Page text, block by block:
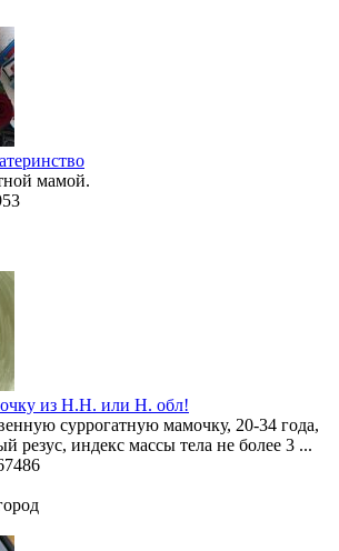
мамой.
из Н.Н. или Н. обл!
суррогатную мамочку, 20-34 года,
резус, индекс массы тела не более 3 ...